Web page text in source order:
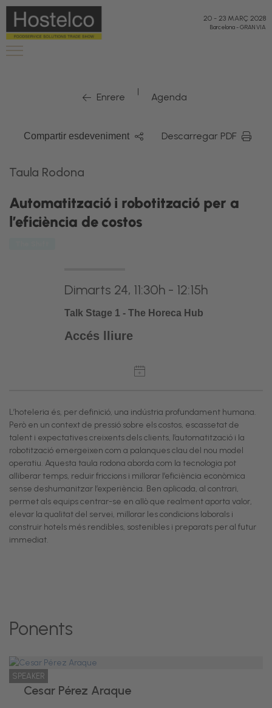
20 - 23 MARÇ 2028
Barcelona-GRAN VIA
Enrere | Agenda
Compartir esdeveniment Descarregar PDF
Taula Rodona
Automatització i robotització per a
l’eficiència de costos
Dimarts 24, 11:30h - 12:15h
Talk Stage 1 - The Horeca Hub
Accés lliure
L’hoteleria és, per definició, una indústria profundament humana.
Però en un context de pressió sobre els costos, escassetat de
talent i expectatives creixents dels clients, l’automatització i la
robotització emergeixen com a palanques clau del nou model
operatiu. Aquesta taula rodona aborda com la tecnologia pot
alliberar temps, reduir friccions i millorar l’eficiència econòmica
sense deshumanitzar l’experiència. Ben aplicada, al contrari,
permet als equips centrar-se en allò que realment aporta valor,
elevar la qualitat del servei, millorar les condicions laborals i
construir hotels més rendibles, sostenibles i preparats per al futur
immediat.
Ponents
SPEAKER
Cesar Pérez Araque